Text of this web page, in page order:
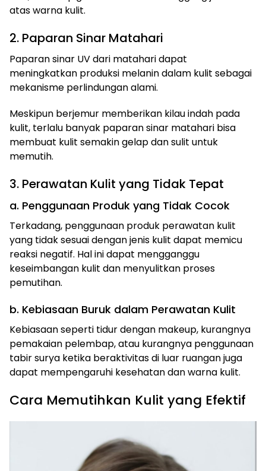
atas warna kulit.
2. Paparan Sinar Matahari
Paparan sinar UV dari matahari dapat
meningkatkan produksi melanin dalam kulit sebagai
mekanisme perlindungan alami.
Meskipun berjemur memberikan kilau indah pada
kulit, terlalu banyak paparan sinar matahari bisa
membuat kulit semakin gelap dan sulit untuk
memutih.
3. Perawatan Kulit yang Tidak Tepat
a. Penggunaan Produk yang Tidak Cocok
Terkadang, penggunaan produk perawatan kulit
yang tidak sesuai dengan jenis kulit dapat memicu
reaksi negatif. Hal ini dapat mengganggu
keseimbangan kulit dan menyulitkan proses
pemutihan.
b. Kebiasaan Buruk dalam Perawatan Kulit
Kebiasaan seperti tidur dengan makeup, kurangnya
pemakaian pelembap, atau kurangnya penggunaan
tabir surya ketika beraktivitas di luar ruangan juga
dapat mempengaruhi kesehatan dan warna kulit.
Cara Memutihkan Kulit yang Efektif